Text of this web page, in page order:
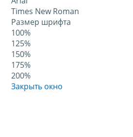
Times New Roman
Размер шрифта
100%
125%
150%
175%
200%
Закрыть окно